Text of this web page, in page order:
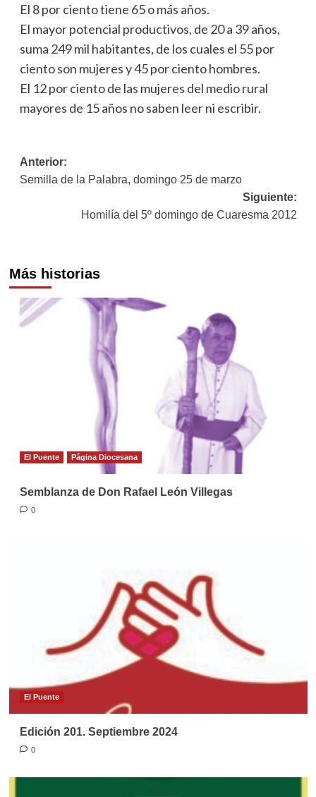
El 8 por ciento tiene 65 o más años.
El mayor potencial productivos, de 20 a 39 años,
suma 249 mil habitantes, de los cuales el 55 por
ciento son mujeres y 45 por ciento hombres.
El 12 por ciento de las mujeres del medio rural
mayores de 15 años no saben leer ni escribir.
Navegación
de
entradas
Anterior:
Semilla de la Palabra, domingo 25 de marzo
Siguiente:
Homilía del 5º domingo de Cuaresma 2012
Más historias
El Puente Página Diocesana
Semblanza de Don Rafael León Villegas
0
El Puente
Edición 201. Septiembre 2024
0